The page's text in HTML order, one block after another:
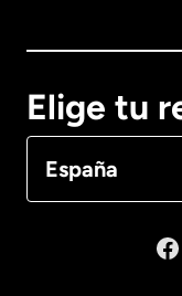
Elige tu
España
Francia